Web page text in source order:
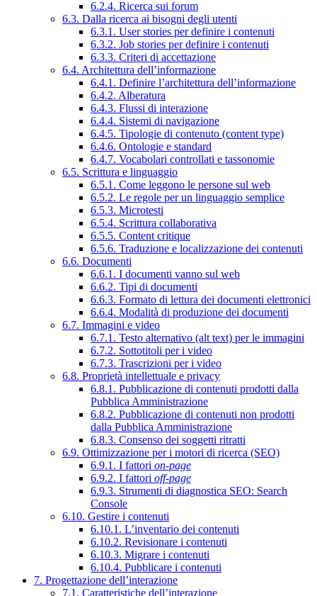
6.2.4. Ricerca sui forum
6.3. Dalla ricerca ai bisogni degli utenti
6.3.1. User stories per definire i contenuti
6.3.2. Job stories per definire i contenuti
6.3.3. Criteri di accettazione
6.4. Architettura dell’informazione
6.4.1. Definire l’architettura dell’informazione
6.4.2. Alberatura
6.4.3. Flussi di interazione
6.4.4. Sistemi di navigazione
6.4.5. Tipologie di contenuto (content type)
6.4.6. Ontologie e standard
6.4.7. Vocabolari controllati e tassonomie
6.5. Scrittura e linguaggio
6.5.1. Come leggono le persone sul web
6.5.2. Le regole per un linguaggio semplice
6.5.3. Microtesti
6.5.4. Scrittura collaborativa
6.5.5. Content critique
6.5.6. Traduzione e localizzazione dei contenuti
6.6. Documenti
6.6.1. I documenti vanno sul web
6.6.2. Tipi di documenti
6.6.3. Formato di lettura dei documenti elettronici
6.6.4. Modalità di produzione dei documenti
6.7. Immagini e video
6.7.1. Testo alternativo (alt text) per le immagini
6.7.2. Sottotitoli per i video
6.7.3. Trascrizioni per i video
6.8. Proprietà intellettuale e privacy
6.8.1. Pubblicazione di contenuti prodotti dalla
Pubblica Amministrazione
6.8.2. Pubblicazione di contenuti non prodotti
dalla Pubblica Amministrazione
6.8.3. Consenso dei soggetti ritratti
6.9. Ottimizzazione per i motori di ricerca (SEO)
6.9.1. I fattori on-page
6.9.2. I fattori off-page
6.9.3. Strumenti di diagnostica SEO: Search
Console
6.10. Gestire i contenuti
6.10.1. L’inventario dei contenuti
6.10.2. Revisionare i contenuti
6.10.3. Migrare i contenuti
6.10.4. Pubblicare i contenuti
7. Progettazione dell’interazione
7.1. Caratteristiche dell’interazione